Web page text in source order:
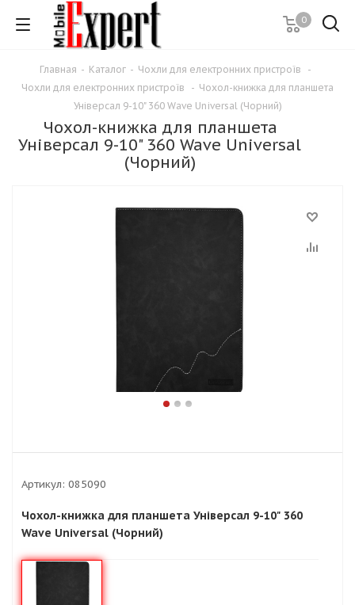
0
Главная - Каталог - Чохли для електронних пристроїв
-
Чохли для електронних пристроїв
- Чохол-книжка для планшета
Універсал 9-10" 360 Wave Universal (Чорний)
Чохол-книжка для планшета
Універсал 9-10" 360 Wave Universal
(Чорний)
Артикул: 085090
Чохол-книжка для планшета Універсал 9-10" 360
Wave Universal (Чорний)